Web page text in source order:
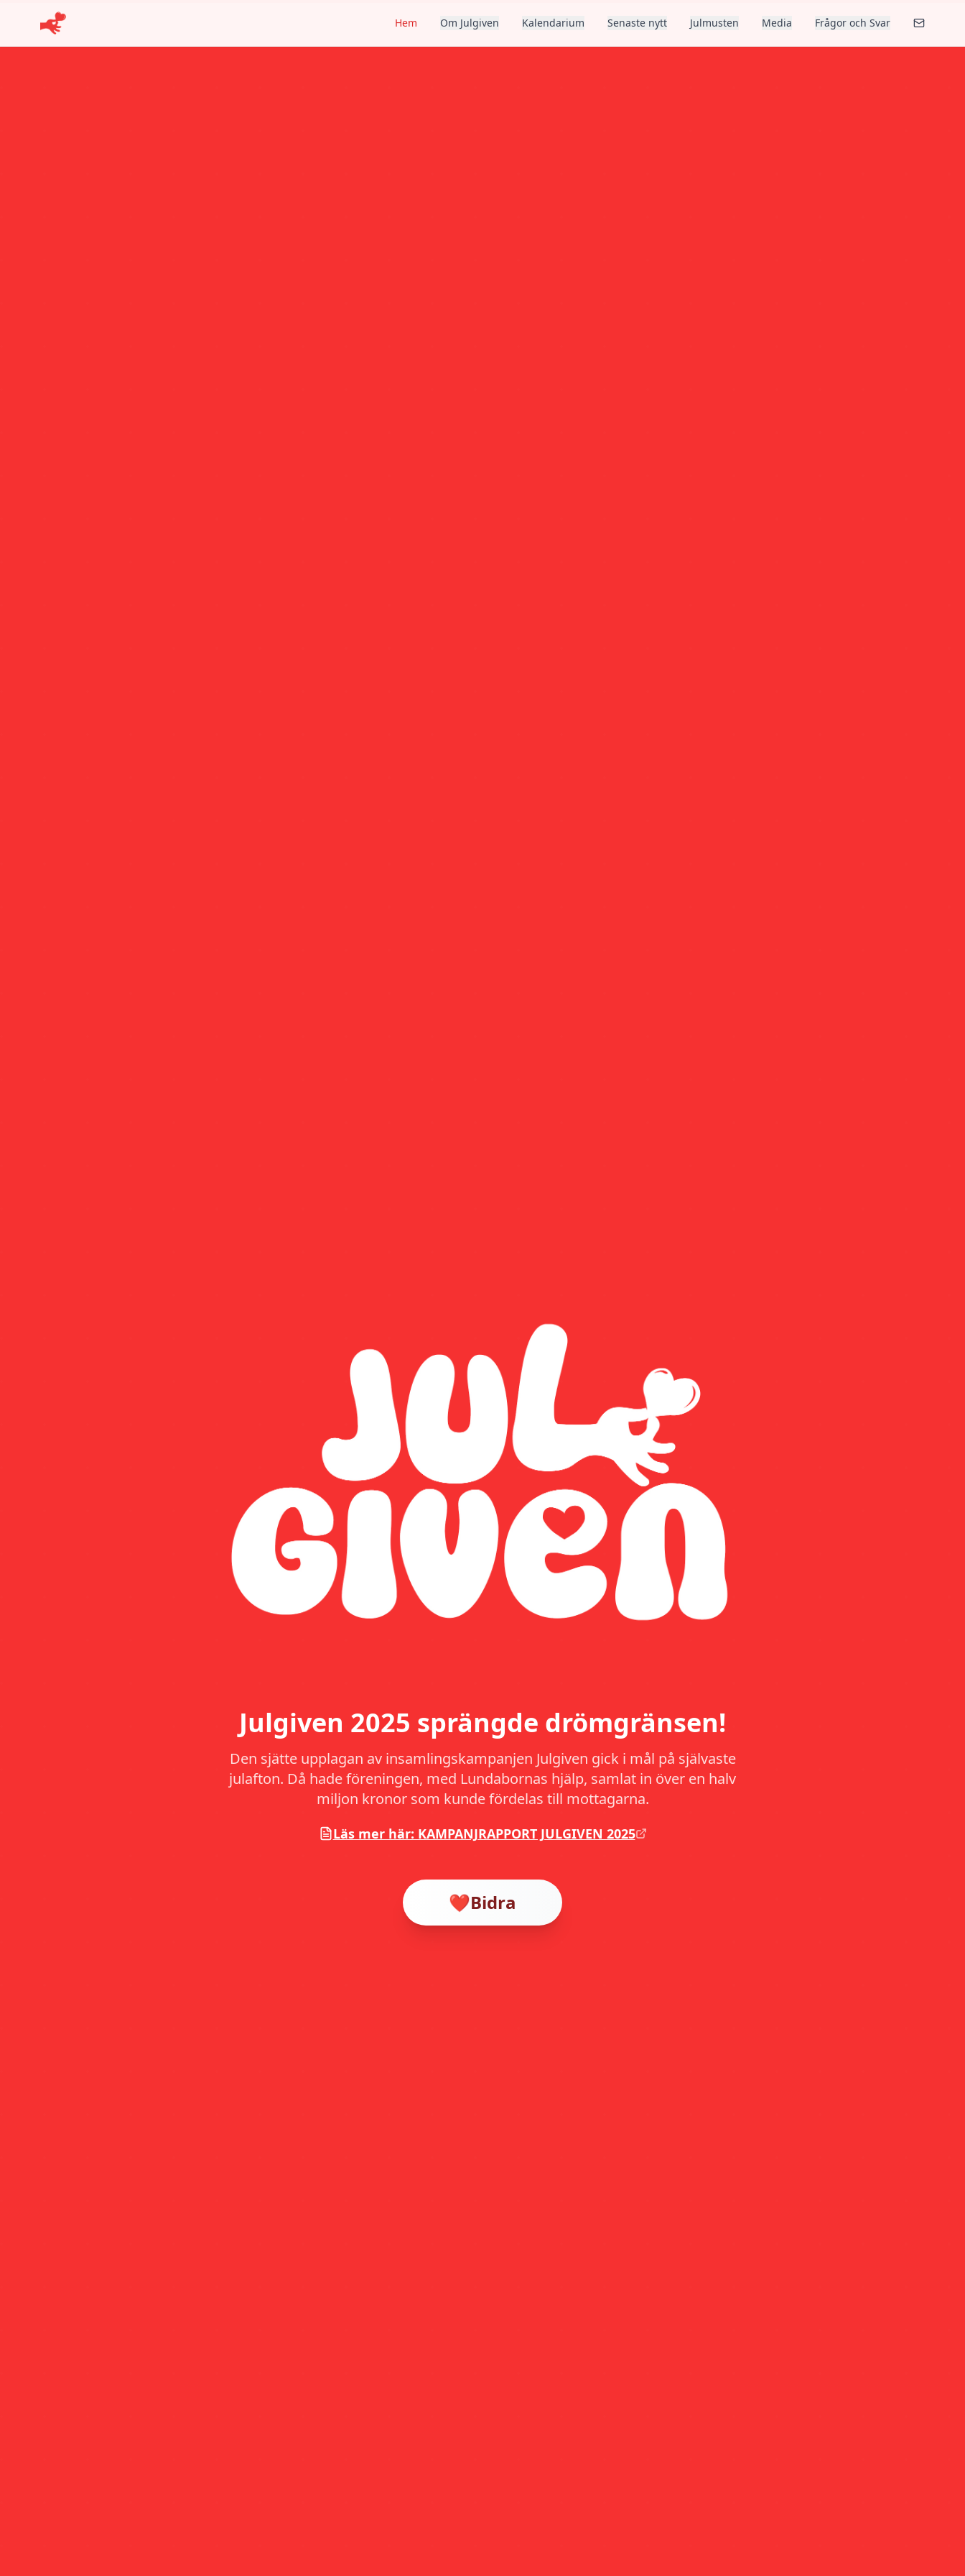
Hem Om Julgiven Kalendarium Senaste nytt Julmusten Media Frågor och Svar
Julgiven 2025 sprängde drömgränsen!
Den sjätte upplagan av insamlingskampanjen Julgiven gick i mål på självaste
julafton. Då hade föreningen, med Lundabornas hjälp, samlat in över en halv
miljon kronor som kunde fördelas till mottagarna.
Läs mer här: KAMPANJRAPPORT JULGIVEN 2025
❤️Bidra